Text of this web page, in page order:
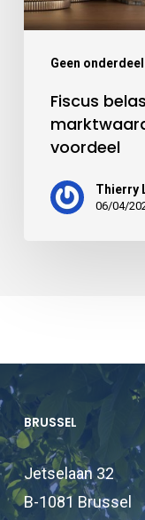
Geen
Fiscus
voordeel
Thierry
06/04/
BRUSSEL
Jetselaan 32
B-1081 Brussel